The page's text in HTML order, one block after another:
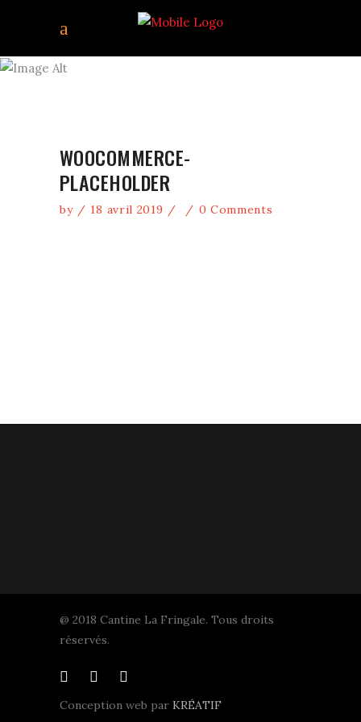
WOOCOMMERCE-
WOOCOMMERCE-
PLACEHOLDER
by 18 avril 2019 0 Comments
@ 2018 Cantine La Fringale. Tous droits
réservés.
Conception web par KRÉATIF